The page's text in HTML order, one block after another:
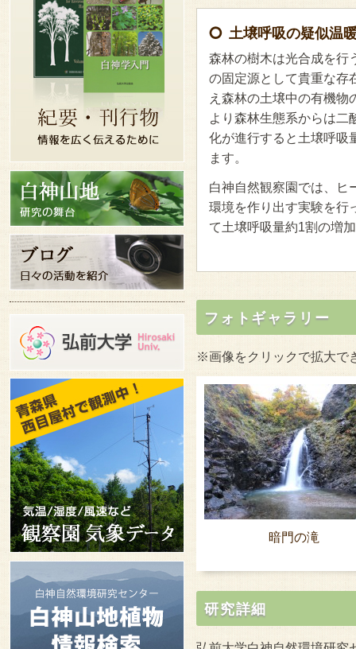
土壌呼吸の疑似温
森林の樹木は光合成を行
の固定源として貴重な存
え森林の土壌中の有機物
より森林生態系からは二
化が進行すると土壌呼吸
ます。
白神自然観察園では、ヒ
環境を作り出す実験を
て土壌呼吸量約1割の増
フォトギャラリー
※画像をクリックで拡大で
暗門の滝
研究詳細